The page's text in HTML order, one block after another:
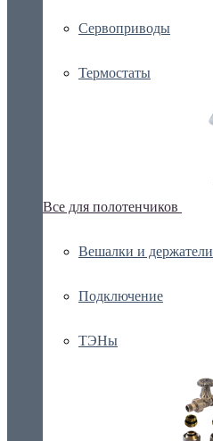
Сервоприводы
Термостаты
Все для полотенчиков
Вешалки и держатели
Подключение
ТЭНы